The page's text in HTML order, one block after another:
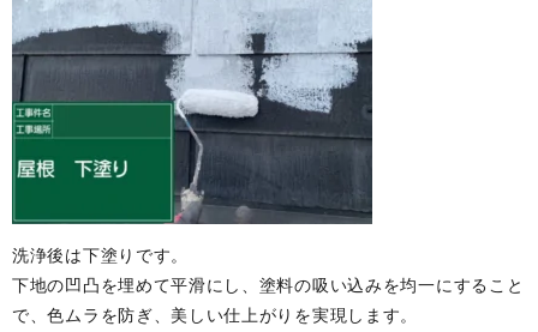
洗浄後は下塗りです。
下地の凹凸を埋めて平滑にし、塗料の吸い込みを均一にすること
で、色ムラを防ぎ、美しい仕上がりを実現します。